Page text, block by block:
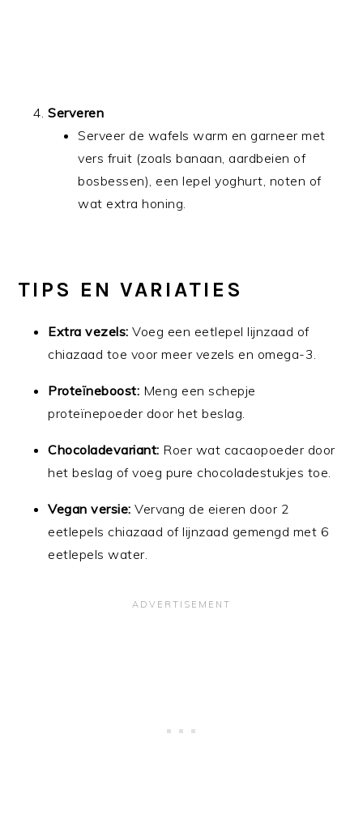
Serveren
Serveer de wafels warm en garneer met
vers fruit (zoals banaan, aardbeien of
bosbessen), een lepel yoghurt, noten of
wat extra honing.
TIPS EN VARIATIES
Extra vezels: Voeg een eetlepel lijnzaad of
chiazaad toe voor meer vezels en omega-3.
Proteïneboost: Meng een schepje
proteïnepoeder door het beslag.
Chocoladevariant: Roer wat cacaopoeder door
het beslag of voeg pure chocoladestukjes toe.
Vegan versie: Vervang de eieren door 2
eetlepels chiazaad of lijnzaad gemengd met 6
eetlepels water.